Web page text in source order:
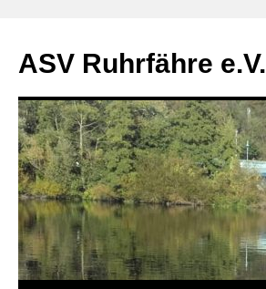
ASV Ruhrfähre e.V.